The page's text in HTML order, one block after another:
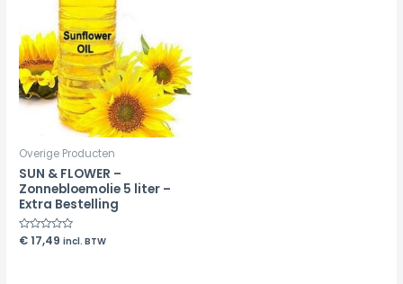
Overige Producten
SUN & FLOWER –
Zonnebloemolie 5 liter –
Extra Bestelling
Rated
0
€17,49 incl. BTW